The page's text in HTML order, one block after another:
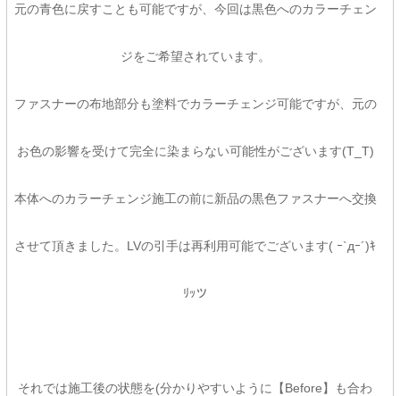
元の青色に戻すことも可能ですが、今回は黒色へのカラーチェン
ジをご希望されています。
ファスナーの布地部分も塗料でカラーチェンジ可能ですが、元の
お色の影響を受けて完全に染まらない可能性がございます(T_T)
本体へのカラーチェンジ施工の前に新品の黒色ファスナーへ交換
させて頂きました。LVの引手は再利用可能でございます( ｰ`дｰ´)ｷ
ﾘｯツ
それでは施工後の状態を(分かりやすいように【Before】も合わ